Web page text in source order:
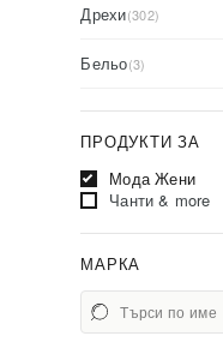
Дрехи(302)
Бельо(3)
ПРОДУКТИ ЗА
Мода Жени
Чанти & more
МАРКА